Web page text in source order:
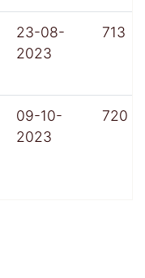
23-08-
2023
713
09-10-
2023
720